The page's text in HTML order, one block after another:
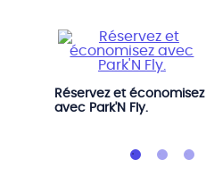
Réservez et économisez
avec Park'N Fly.